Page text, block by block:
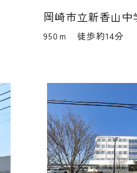
岡崎市立新香山中
950ｍ 徒歩約14分